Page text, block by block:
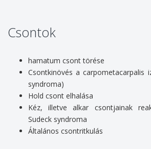
Csontok
hamatum csont törése
Csontkinövés a carpometacarpalis
syndroma)
Hold csont elhalása
Kéz, illetve alkar csontjainak
Sudeck syndroma
Általános csontritkulás